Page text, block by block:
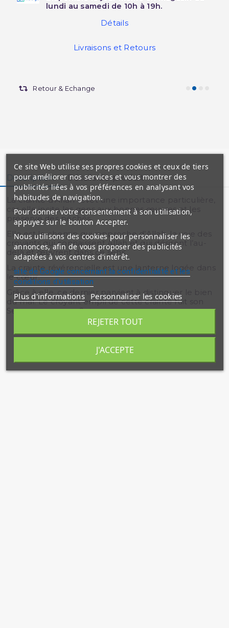
lundi au samedi de 10h à 19h.
Détails
Livraisons et Retours
Retour & Echange
Description Détails du produit
La crainte d’Allah revêt une importance particulière,
car elle incite les gens aux bonnes œuvres et les
préserve des péchés.
Elle est le chemin qui rapproche d’Allah, la voie des
croyants qui connaissent Allah et qui désirent l’au-
delà et œuvrent dans ce sens.
La crainte révérencielle est une lanterne logée dans
le cœur.
Grâce à elle, ce dernier parvient à distinguer le bien
du mal. Le croyant empli de cette crainte fuit son
Seigneur vers son Seigneur.
Ce site Web utilise ses propres cookies et ceux de tiers
pour améliorer nos services et vous montrer des
publicités liées à vos préférences en analysant vos
habitudes de navigation.
Pour donner votre consentement à son utilisation,
appuyez sur le bouton Accepter.
Nous utilisons des cookies pour personnaliser les
annonces, afin de vous proposer des publicités
adaptées à vos centres d'intérêt.
site de Google concernant la confidentialité et les
conditions d'utilisation
Plus d'informations Personnaliser les cookies
REJETER TOUT
J'ACCEPTE